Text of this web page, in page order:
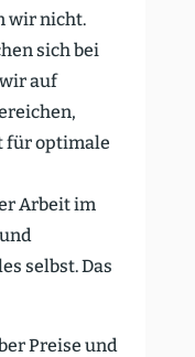
wir nicht.
sich bei
auf
für optimale
Arbeit im
selbst. Das
Preise und